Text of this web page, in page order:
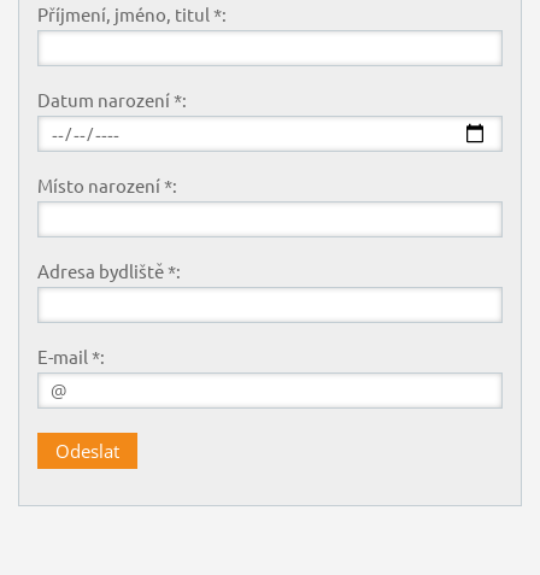
Příjmení, jméno, titul *:
Datum narození *:
Místo narození *:
Adresa bydliště *:
E-mail *: